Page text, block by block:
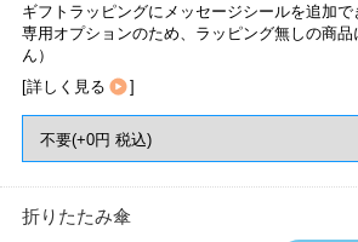
ギフトラッピングにメッセージシールを追加
専用オプションのため、ラッピング無しの商
ん）
[詳しく見る ]
折りたたみ傘